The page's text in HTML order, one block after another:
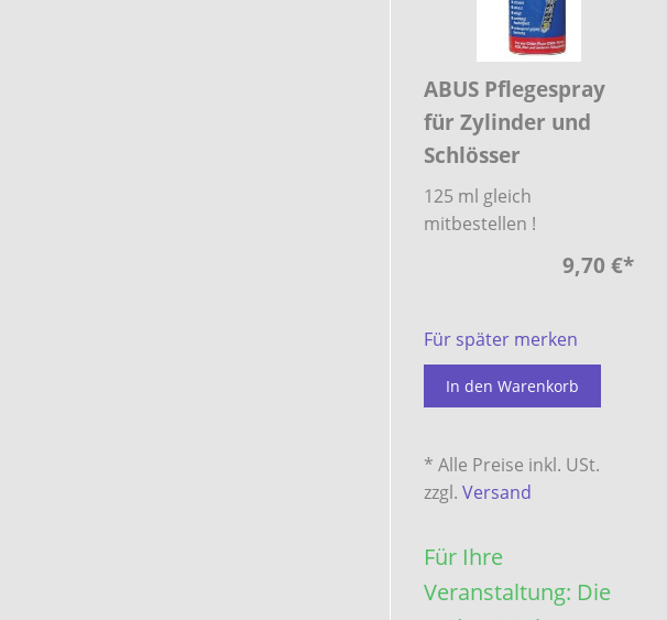
ABUS Pflegespray
für Zylinder und
Schlösser
125 ml gleich
mitbestellen !
9,70 €*
Für später merken
In den Warenkorb
* Alle Preise inkl. USt.
zzgl. Versand
Für Ihre
Veranstaltung: Die